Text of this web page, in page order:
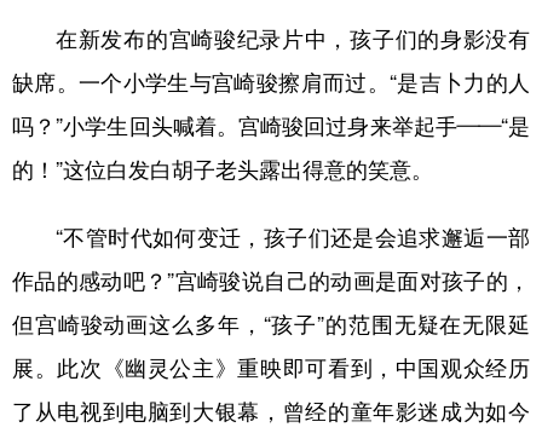
Русский язык 日本語 한국어
在新发布的宫崎骏纪录片中，孩子们的身影没有
缺席。一个小学生与宫崎骏擦肩而过。“是吉卜力的人
吗？”小学生回头喊着。宫崎骏回过身来举起手——“是
的！”这位白发白胡子老头露出得意的笑意。
“不管时代如何变迁，孩子们还是会追求邂逅一部
作品的感动吧？”宫崎骏说自己的动画是面对孩子的，
但宫崎骏动画这么多年，“孩子”的范围无疑在无限延
展。此次《幽灵公主》重映即可看到，中国观众经历
了从电视到电脑到大银幕，曾经的童年影迷成为如今